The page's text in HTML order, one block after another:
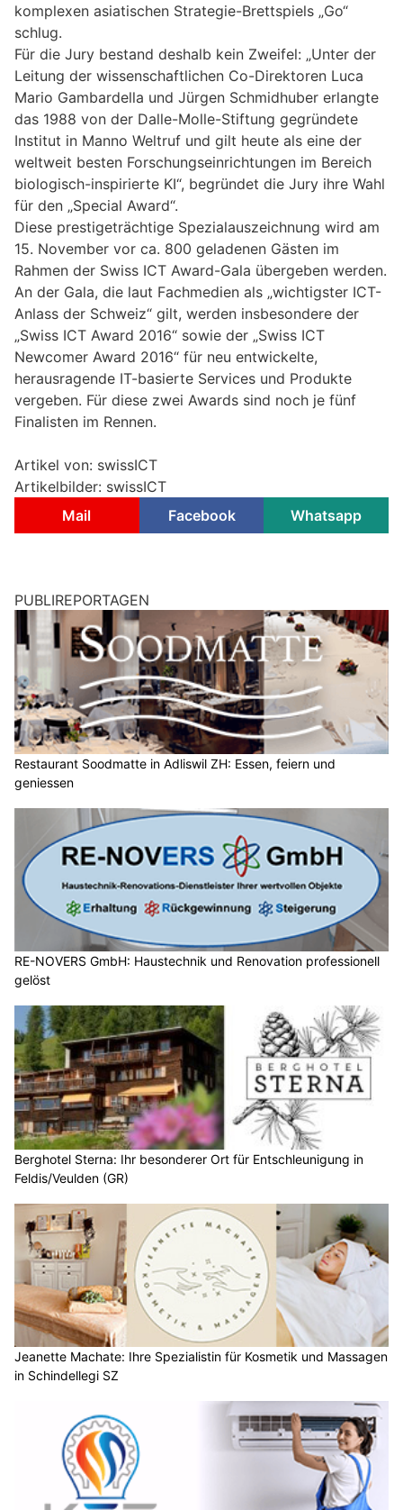
komplexen asiatischen Strategie-Brettspiels „Go“
schlug.
Für die Jury bestand deshalb kein Zweifel: „Unter der
Leitung der wissenschaftlichen Co-Direktoren Luca
Mario Gambardella und Jürgen Schmidhuber erlangte
das 1988 von der Dalle-Molle-Stiftung gegründete
Institut in Manno Weltruf und gilt heute als eine der
weltweit besten Forschungseinrichtungen im Bereich
biologisch-inspirierte KI“, begründet die Jury ihre Wahl
für den „Special Award“.
Diese prestigeträchtige Spezialauszeichnung wird am
15. November vor ca. 800 geladenen Gästen im
Rahmen der Swiss ICT Award-Gala übergeben werden.
An der Gala, die laut Fachmedien als „wichtigster ICT-
Anlass der Schweiz“ gilt, werden insbesondere der
„Swiss ICT Award 2016“ sowie der „Swiss ICT
Newcomer Award 2016“ für neu entwickelte,
herausragende IT-basierte Services und Produkte
vergeben. Für diese zwei Awards sind noch je fünf
Finalisten im Rennen.
Artikel von: swissICT
Artikelbilder: swissICT
Mail
Facebook Whatsapp
PUBLIREPORTAGEN
Restaurant Soodmatte in Adliswil ZH: Essen, feiern und
geniessen
RE-NOVERS GmbH: Haustechnik und Renovation professionell
gelöst
Berghotel Sterna: Ihr besonderer Ort für Entschleunigung in
Feldis/Veulden (GR)
Jeanette Machate: Ihre Spezialistin für Kosmetik und Massagen
in Schindellegi SZ